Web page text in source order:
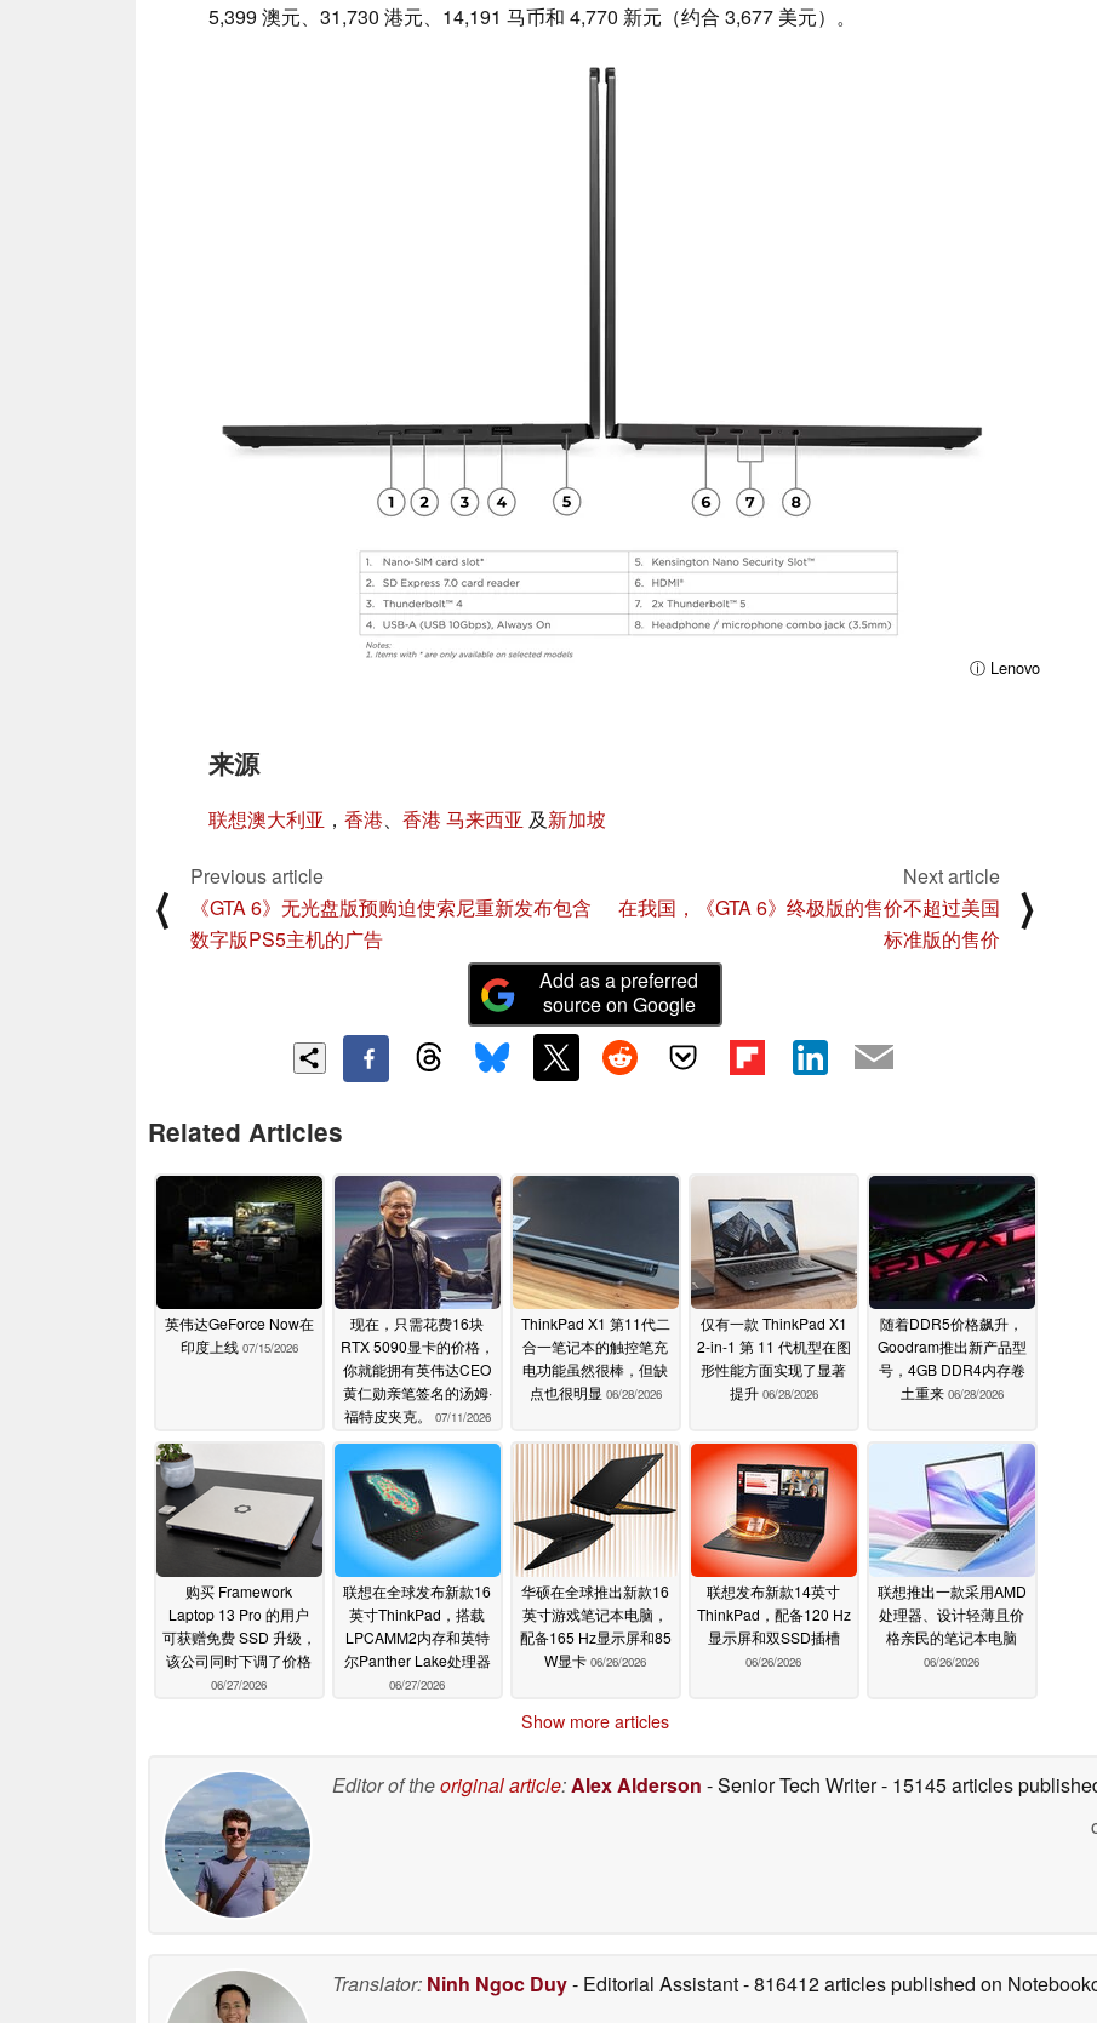
5,399 澳元、31,730 港元、14,191 马币和 4,770 新元（约合 3,677 美元）。
ⓘ Lenovo
来源
联想澳大利亚 ， 香港、 香港 马来西亚 及新加坡
⟨
Previous article
《GTA 6》无光盘版预购迫使索尼重新发布包含
数字版PS5主机的广告
Next article
在我国，《GTA 6》终极版的售价不超过美国
标准版的售价
⟩
Add as a preferred
source on Google
Related Articles
英伟达GeForce Now在
印度上线 07/15/2026
现在，只需花费16块
RTX 5090显卡的价格，
你就能拥有英伟达CEO
黄仁勋亲笔签名的汤姆·
福特皮夹克。
07/11/2026
ThinkPad X1 第11代二
合一笔记本的触控笔充
电功能虽然很棒，但缺
点也很明显 06/28/2026
仅有一款 ThinkPad X1
2-in-1 第 11 代机型在图
形性能方面实现了显著
提升 06/28/2026
随着DDR5价格飙升，
Goodram推出新产品型
号，4GB DDR4内存卷
土重来 06/28/2026
购买 Framework
Laptop 13 Pro 的用户
可获赠免费 SSD 升级，
该公司同时下调了价格
06/27/2026
联想在全球发布新款16
英寸ThinkPad，搭载
LPCAMM2内存和英特
尔Panther Lake处理器
06/27/2026
华硕在全球推出新款16
英寸游戏笔记本电脑，
配备165 Hz显示屏和85
W显卡 06/26/2026
联想发布新款14英寸
ThinkPad，配备120 Hz
显示屏和双SSD插槽
06/26/2026
联想推出一款采用AMD
处理器、设计轻薄且价
格亲民的笔记本电脑
06/26/2026
Show more articles
Editor of theoriginal article:Alex Alderson - Senior Tech Writer- 15145 articles
Translator: Ninh Ngoc Duy- Editorial Assistant- 816412 articles published on